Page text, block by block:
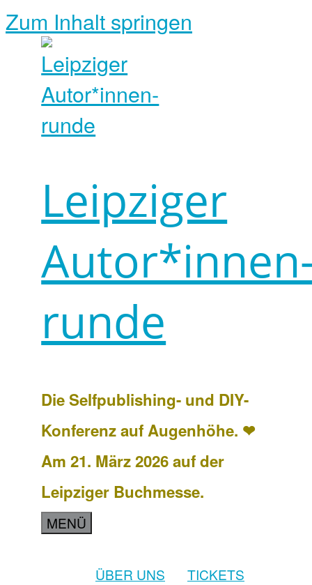
Zum Inhalt springen
Leipziger
runde
Die Selfpublishing- und DIY-
Konferenz auf Augenhöhe. ❤
Am 21. März 2026 auf der
Leipziger Buchmesse.
MENÜ
ÜBER UNS
TICKETS